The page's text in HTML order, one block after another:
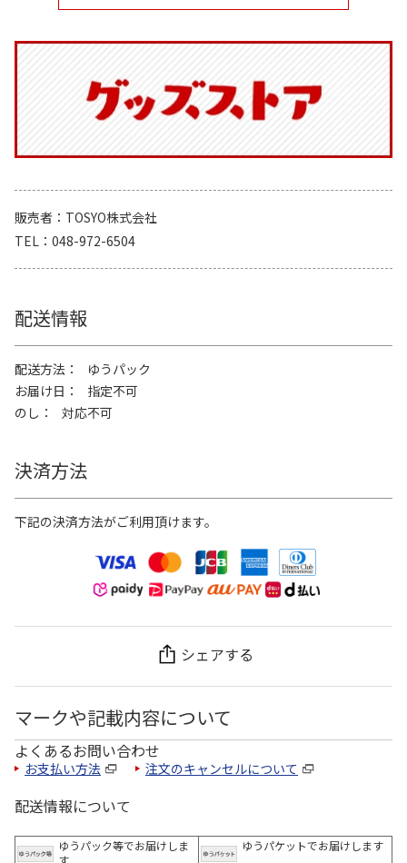
販売者
TOSYO株式会社
TEL
048-972-6504
配送情報
配送方法
ゆうパック
お届け日
指定不可
のし
対応不可
決済方法
下記の決済方法がご利用頂けます。
シェアする
マークや記載内容について
よくあるお問い合わせ
お支払い方法 注文のキャンセルについて
配送情報について
ゆうパック等でお届けしま
す
ゆうパケットでお届けします